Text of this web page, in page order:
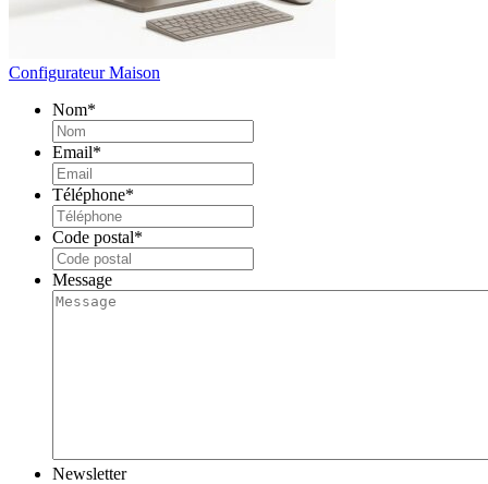
Configurateur Maison
Nom*
Email*
Téléphone*
Code postal*
Message
Newsletter